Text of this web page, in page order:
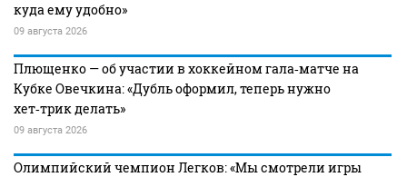
куда ему удобно»
09 августа 2026
Плющенко — об участии в хоккейном гала‑матче на
Кубке Овечкина: «Дубль оформил, теперь нужно
хет‑трик делать»
09 августа 2026
Олимпийский чемпион Легков: «Мы смотрели игры